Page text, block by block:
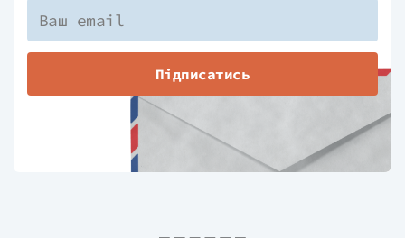
Підписатись